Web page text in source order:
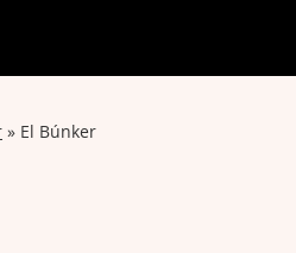
» El Búnker